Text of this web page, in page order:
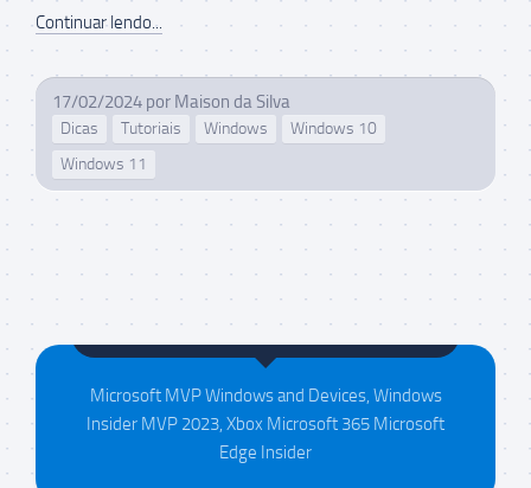
Continuar lendo...
17/02/2024 por Maison da Silva
Dicas Tutoriais Windows
Windows 10
Windows 11
Maison da Silva
Microsoft MVP Windows and Devices, Windows
Insider MVP 2023, Xbox Microsoft 365 Microsoft
Edge Insider